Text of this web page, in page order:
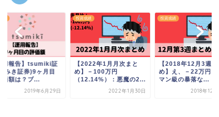
用報告】tsumiki証
みき証券)9ヶ月目
価額は？ブ...
2019年6月29日
投資成績
【2022年1月月次まと
め】－100万円
（12.14%）：悪魔の2...
2022年1月30日
投資成績
【2018年12月3週
め】え、－22万円？
マン級の暴落な...
2018年12